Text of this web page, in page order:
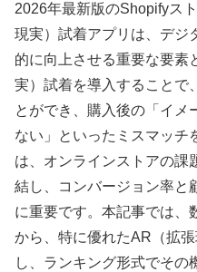
2026年最新版のShopifyス
現実）試着アプリは、デジ
的に向上させる重要な要素
実）試着を導入することで
とができ、購入後の「イメ
ない」といったミスマッチ
は、オンラインストアの課
結し、コンバージョン率と
に重要です。本記事では、
から、特に優れたAR（拡
し、ランキング形式でその